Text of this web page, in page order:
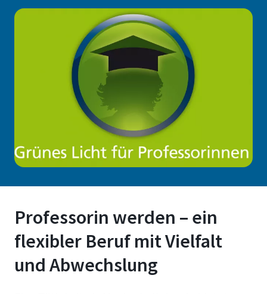
Professorin werden – ein
flexibler Beruf mit Vielfalt
und Abwechslung